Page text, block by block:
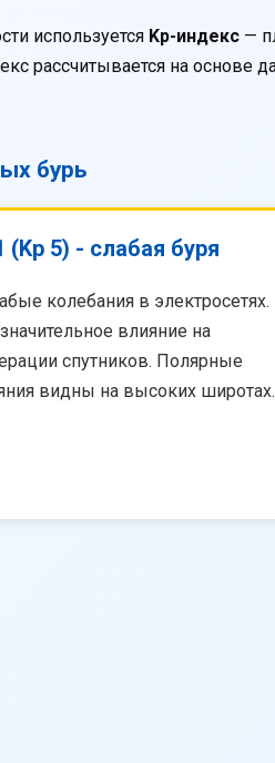
используется Kp-индекс —
рассчитывается на основе
бурь
(Kp 5) - слабая буря
колебания в электросетях.
влияние на
спутников. Полярные
видны на высоких широтах.